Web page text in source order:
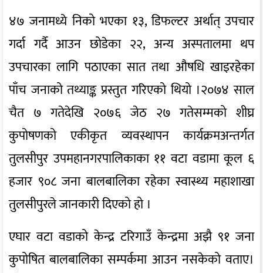
४७ जनामध्ये निको भएका १३, डिफल्टर अर्थात् उपचार
गर्दा गर्दै आउन छोडेका २२, अन्य अस्पतालमा थप
उपचारका लागि पठाएका सात तथा औषधि खाइरहेका
पाँच जनाको तथ्याङ्क प्रस्तुत गरिएको थियो ।२०७४ साल
चैत ७ गतेदेखि २०७६ जेठ २७ गतेसम्मको शीघ्र
कुपोषणको एकीकृत व्यवस्थापन कार्यक्रमअन्तर्गत
तुलसीपुर उपमहानगरपालिकाका ११ वटा वडामा कूल ६
हजार ९०८ जना बालबालिका रहेका स्वास्थ्य महाशाखा
तुलसीपुरले जानकारी दिएको हो ।
एघार वटा वडाको केन्द्र टरिगाउँ केन्द्रमा अझै ९१ जना
कुपोषित बालबालिका सम्पर्कमा आउन नसकेको वताए।